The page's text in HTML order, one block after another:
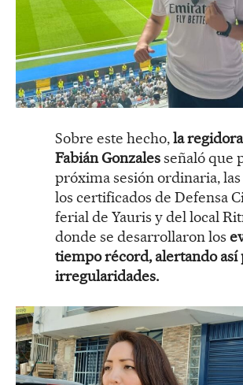
Sobre este hecho,la
Fabián Gonzalesseñaló que
próxima sesión ordinaria,
los certificados de Defensa
ferial de Yauris y del local
donde se desarrollaron los
tiempo récord, alertando así
irregularidades.